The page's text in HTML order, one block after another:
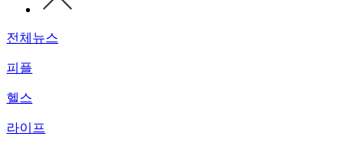
전체뉴스
피플
헬스
라이프